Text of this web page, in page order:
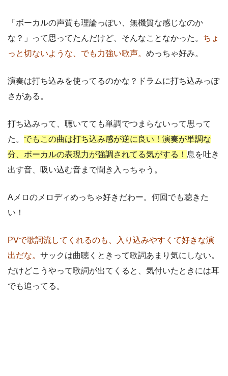
「ボーカルの声質も理論っぽい、無機質な感じなのか
な？」って思ってたんだけど、そんなことなかった。 ちょ
っと切ないような、でも力強い歌声。 めっちゃ好み。
演奏は打ち込みを使ってるのかな？ドラムに打ち込みっぽ
さがある。
打ち込みって、聴いてても単調でつまらないって思って
た。 でもこの曲は打ち込み感が逆に良い！演奏が単調な
分、ボーカルの表現力が強調されてる気がする！ 息を吐き
出す音、吸い込む音まで聞き入っちゃう。
Aメロのメロディめっちゃ好きだわー。何回でも聴きた
い！
PVで歌詞流してくれるのも、入り込みやすくて好きな演
出だな。 サックは曲聴くときって歌詞あまり気にしない。
だけどこうやって歌詞が出てくると、気付いたときには耳
でも追ってる。